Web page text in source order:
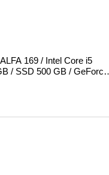
169 / Intel Core i5
/ SSD 500 GB / GeForce